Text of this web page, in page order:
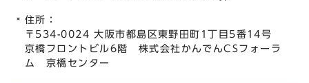
住所：
〒534-0024 大阪市都島区東野田町1丁目5番14号
京橋フロントビル6階 株式会社かんでんCSフォーラ
ム 京橋センター